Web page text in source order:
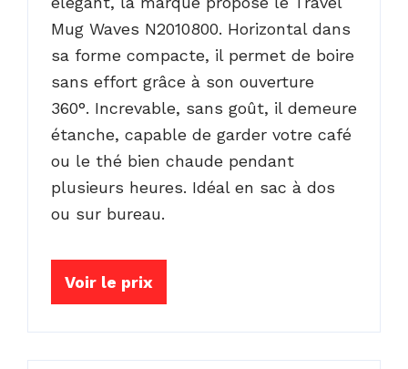
Mug Waves N2010800. Horizontal dans
sa forme compacte, il permet de boire
sans effort grâce à son ouverture
360°. Increvable, sans goût, il demeure
étanche, capable de garder votre café
ou le thé bien chaude pendant
plusieurs heures. Idéal en sac à dos
ou sur bureau.
Voir le prix